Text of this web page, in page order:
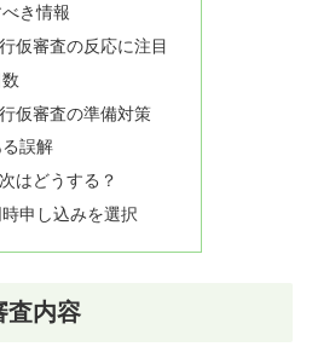
き情報
仮審査の反応に注目
仮審査の準備対策
誤解
はどうする？
申し込みを選択
査内容